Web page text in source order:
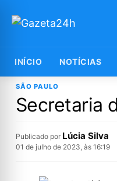
INÍCIO NOTÍCIAS
SÃO PAULO
Secretaria
Publicado por Lúcia Silva
01 de julho de 2023, às 16:19